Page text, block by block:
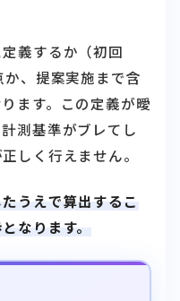
義するか（初回
、提案実施まで含
ます。この定義が曖
測基準がブレてし
しく行えません。
うえで算出するこ
なります。